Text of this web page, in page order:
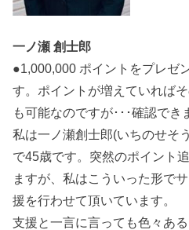
一ノ瀬 創士郎
●1,000,000 ポイントをプレゼ
す。ポイントが増えていれば
も可能なのですが･･･確認でき
私は一ノ瀬創士郎(いちのせそ
で45歳です。突然のポイント
ますが、私はこういった形で
援を行わせて頂いています。
支援と一言に言っても色々あ